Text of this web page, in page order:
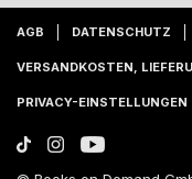
AGB DATENSCHUTZ
VERSANDKOSTEN,
PRIVACY-EINSTELLUNGEN